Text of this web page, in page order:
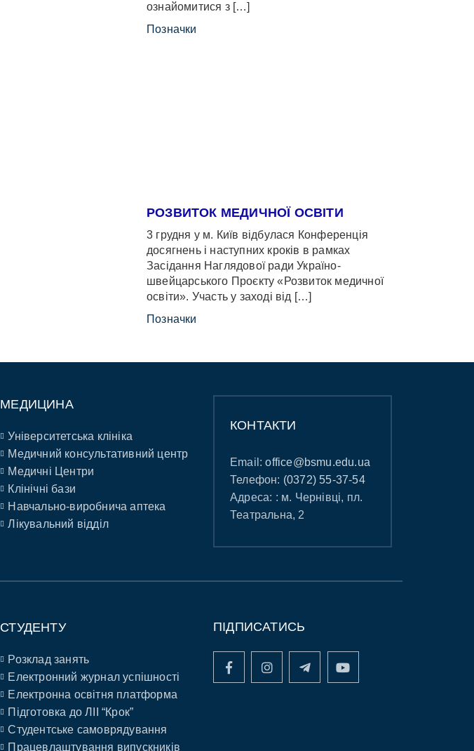
ознайомитися з […]
Позначки
РОЗВИТОК МЕДИЧНОЇ ОСВІТИ
3 грудня у м. Київ відбулася Конференція
досягнень і наступних кроків в рамках
Засідання Наглядової ради Україно-
швейцарського Проєкту «Розвиток медичної
освіти». Участь у заході від […]
Позначки
МЕДИЦИНА
Університетська клініка
Медичний консультативний центр
Медичні Центри
Клінічні бази
Навчально-виробнича аптека
Лікувальний відділ
КОНТАКТИ
Email:office@bsmu.edu.ua
Телефон: (0372) 55-37-54
Адреса: : м. Чернівці, пл.
Театральна, 2
СТУДЕНТУ
Розклад занять
Електронний журнал успішності
Електронна освітня платформа
Підготовка до ЛІІ “Крок”
Студентське самоврядування
Працевлаштування випускників
ПІДПИСАТИСЬ